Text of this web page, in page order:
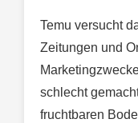
Temu versucht
Zeitungen und
schlecht
fruchtbaren